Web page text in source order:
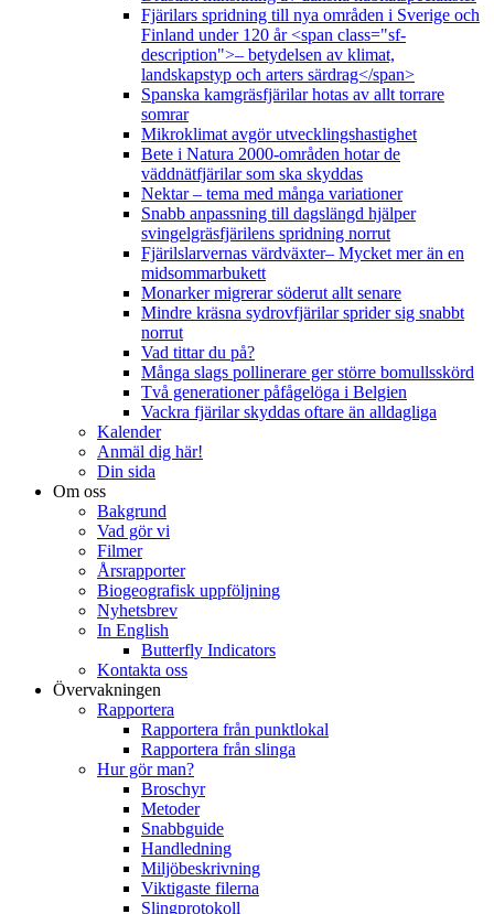
Fjärilars spridning till nya områden i Sverige och
Finland under 120 år <span class="sf-
description">– betydelsen av klimat,
landskapstyp och arters särdrag</span>
Spanska kamgräsfjärilar hotas av allt torrare
somrar
Mikroklimat avgör utvecklingshastighet
Bete i Natura 2000-områden hotar de
väddnätfjärilar som ska skyddas
Nektar – tema med många variationer
Snabb anpassning till dagslängd hjälper
svingelgräsfjärilens spridning norrut
Fjärilslarvernas värdväxter– Mycket mer än en
midsommarbukett
Monarker migrerar söderut allt senare
Mindre kräsna sydrovfjärilar sprider sig snabbt
norrut
Vad tittar du på?
Många slags pollinerare ger större bomullsskörd
Två generationer påfågelöga i Belgien
Vackra fjärilar skyddas oftare än alldagliga
Kalender
Anmäl dig här!
Din sida
Om oss
Bakgrund
Vad gör vi
Filmer
Årsrapporter
Biogeografisk uppföljning
Nyhetsbrev
In English
Butterfly Indicators
Kontakta oss
Övervakningen
Rapportera
Rapportera från punktlokal
Rapportera från slinga
Hur gör man?
Broschyr
Metoder
Snabbguide
Handledning
Miljöbeskrivning
Viktigaste filerna
Slingprotokoll